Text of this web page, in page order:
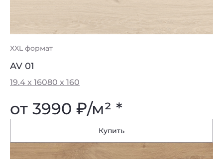
XXL формат
AV 01
19.4 x 16080 x 160
от 3990 ₽/м² *
Купить